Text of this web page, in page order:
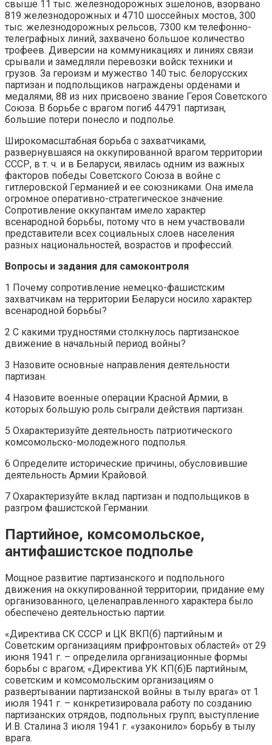
свыше 11 тыс. железнодорожных эшелонов, взорвано
819 железнодорожных и 4710 шоссейных мостов, 300
тыс. железнодорожных рельсов, 7300 км телефонно-
телеграфных линий, захвачено большое количество
трофеев. Диверсии на коммуникациях и линиях связи
срывали и замедляли перевозки войск техники и
грузов. За героизм и мужество 140 тыс. белорусских
партизан и подпольщиков награждены орденами и
медалями, 88 из них присвоено звание Героя Советского
Союза. В борьбе с врагом погиб 44791 партизан,
большие потери понесло и подполье.
Широкомасштабная борьба с захватчиками,
развернувшаяся на оккупированной врагом территории
СССР, в т. ч. и в Беларуси, явилась одним из важных
факторов победы Советского Союза в войне с
гитлеровской Германией и ее союзниками. Она имела
огромное оперативно-стратегическое значение.
Сопротивление оккупантам имело характер
всенародной борьбы, потому что в нем участвовали
представители всех социальных слоев населения
разных национальностей, возрастов и профессий.
Вопросы и задания для самоконтроля
1 Почему сопротивление немецко-фашистским
захватчикам на территории Беларуси носило характер
всенародной борьбы?
2 С какими трудностями столкнулось партизанское
движение в начальный период войны?
3 Назовите основные направления деятельности
партизан.
4 Назовите военные операции Красной Армии, в
которых большую роль сыграли действия партизан.
5 Охарактеризуйте деятельность патриотического
комсомольско-молодежного подполья.
6 Определите исторические причины, обусловившие
деятельность Армии Крайовой.
7 Охарактеризуйте вклад партизан и подпольщиков в
разгром фашистской Германии.
Партийное, комсомольское,
антифашистское подполье
Мощное развитие партизанского и подпольного
движения на оккупированной территории, придание ему
организованного, целенаправленного характера было
обеспечено деятельностью партии.
«Директива СК СССР и ЦК ВКП(б) партийным и
Советским организациям прифронтовых областей» от 29
июня 1941 г. – определила организационные формы
борьбы с врагом; «Директива УК КП(б)Б партийным,
советским и комсомольским организациям о
развертывании партизанской войны в тылу врага» от 1
июля 1941 г. – конкретизировала работу по созданию
партизанских отрядов, подпольных групп; выступление
И.В. Сталина 3 июля 1941 г. «узаконило» борьбу в тылу
врага.